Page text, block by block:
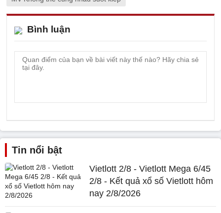
Bình luận
Tin nổi bật
Vietlott 2/8 - Vietlott Mega 6/45
2/8 - Kết quả xổ số Vietlott hôm
nay 2/8/2026